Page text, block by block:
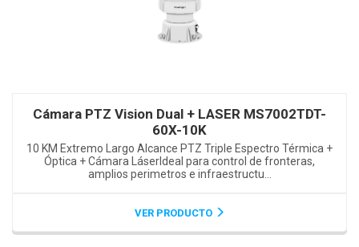
Cámara PTZ Vision Dual + LASER MS7002TDT-
60X-10K
10 KM Extremo Largo Alcance PTZ Triple Espectro Térmica +
Óptica + Cámara LáserIdeal para control de fronteras,
amplios perimetros e infraestructu...
VER PRODUCTO